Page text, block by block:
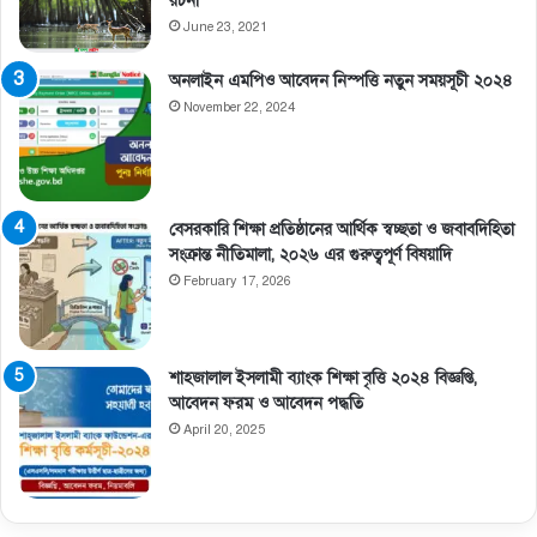
June 23, 2021
অনলাইন এমপিও আবেদন নিস্পত্তি নতুন সময়সূচী ২০২৪
November 22, 2024
বেসরকারি শিক্ষা প্রতিষ্ঠানের আর্থিক স্বচ্ছতা ও জবাবদিহিতা
সংক্রান্ত নীতিমালা, ২০২৬ এর গুরুত্বপূর্ণ বিষয়াদি
February 17, 2026
শাহজালাল ইসলামী ব্যাংক শিক্ষা বৃত্তি ২০২৪ বিজ্ঞপ্তি,
আবেদন ফরম ও আবেদন পদ্ধতি
April 20, 2025